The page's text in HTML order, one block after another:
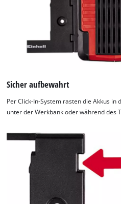
Sicher aufbewahrt
Per Click-In-System rasten die Akkus
unter der Werkbank oder während des